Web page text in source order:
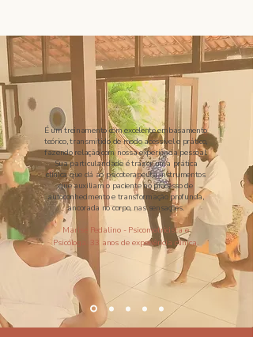
É um treinamento com excelente embasamento
teórico, transmitido de modo acessível e prático,
fazendo relação com nossa experiência pessoal.
Sua particularidade é trazer uma prática
clínica que dá ao psicoterapeuta instrumentos
que auxiliam o paciente no processo de
autoconhecimento e transformação profunda,
ancorada no corpo, nas sensações.
Marise Pedalino - Psicomotricista e
Psicóloga. 33 anos de experiência clínica.